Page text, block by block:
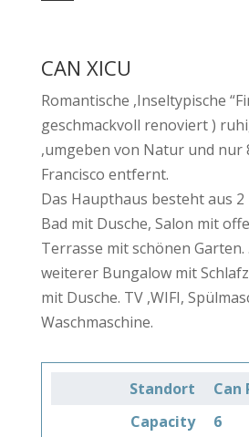
CAN XICU
Romantische ,Inseltypische
geschmackvoll renoviert )
,umgeben von Natur und nur
Francisco entfernt.
Das Haupthaus besteht aus
Bad mit Dusche, Salon mit
Terrasse mit schönen Garten.
weiterer Bungalow mit
mit Dusche. TV ,WIFI,
Waschmaschine.
Standort
Can
Capacity
6